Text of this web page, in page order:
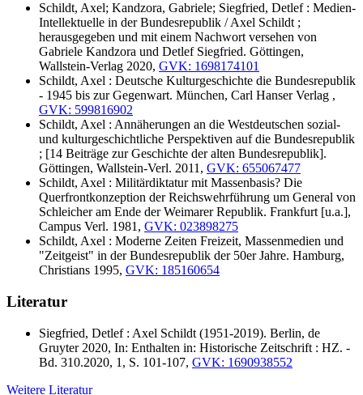
Schildt, Axel; Kandzora, Gabriele; Siegfried, Detlef : Medien-
Intellektuelle in der Bundesrepublik / Axel Schildt ;
herausgegeben und mit einem Nachwort versehen von
Gabriele Kandzora und Detlef Siegfried. Göttingen,
Wallstein-Verlag 2020, GVK: 1698174101
Schildt, Axel : Deutsche Kulturgeschichte die Bundesrepublik
- 1945 bis zur Gegenwart. München, Carl Hanser Verlag ,
GVK: 599816902
Schildt, Axel : Annäherungen an die Westdeutschen sozial-
und kulturgeschichtliche Perspektiven auf die Bundesrepublik
; [14 Beiträge zur Geschichte der alten Bundesrepublik].
Göttingen, Wallstein-Verl. 2011, GVK: 655067477
Schildt, Axel : Militärdiktatur mit Massenbasis? Die
Querfrontkonzeption der Reichswehrführung um General von
Schleicher am Ende der Weimarer Republik. Frankfurt [u.a.],
Campus Verl. 1981, GVK: 023898275
Schildt, Axel : Moderne Zeiten Freizeit, Massenmedien und
"Zeitgeist" in der Bundesrepublik der 50er Jahre. Hamburg,
Christians 1995, GVK: 185160654
Literatur
Siegfried, Detlef : Axel Schildt (1951-2019). Berlin, de
Gruyter 2020, In: Enthalten in: Historische Zeitschrift : HZ. -
Bd. 310.2020, 1, S. 101-107, GVK: 1690938552
Weitere Literatur